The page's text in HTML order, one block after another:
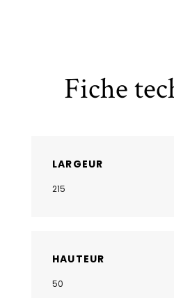
Fiche
LARGEUR
215
HAUTEUR
50